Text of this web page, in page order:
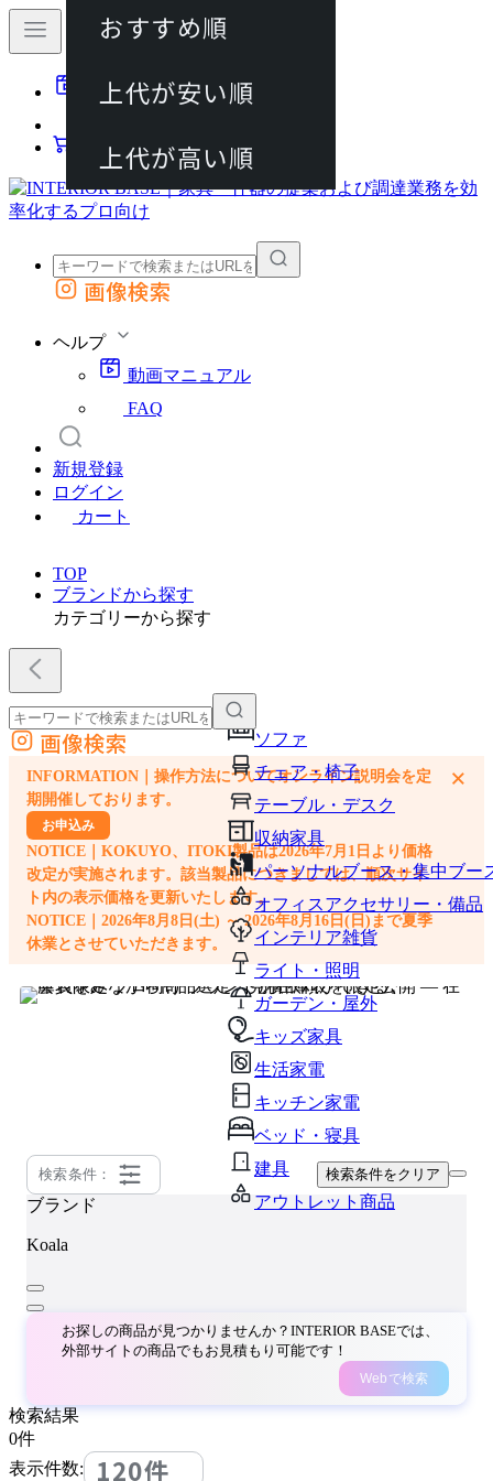
動画マニュアル
カート
外部サイトの商品をカートに追加
画像検索
ヘルプ
動画マニュアル
FAQ
新規登録
ログイン
カート
TOP
ブランドから探す
カテゴリーから探す
ソファ
チェア・椅子
テーブル・デスク
収納家具
パーソナルブース・集中ブー
オフィスアクセサリー・備品
インテリア雑貨
ライト・照明
ガーデン・屋外
キッズ家具
生活家電
キッチン家電
ベッド・寝具
建具
アウトレット商品
外部サイトの商品をカートに追加
他のサイトで見つけた商品ページのURLを貼り付けて、カートに追加できます
画像検索
INFORMATION｜操作方法についてオンライン説明会を定
期開催しております。
お申込み
NOTICE｜KOKUYO、ITOKI製品は2026年7月1日より価格
改定が実施されます。該当製品につきましては、順次サイ
ト内の表示価格を更新いたします。
NOTICE｜2026年8月8日(土) ～ 2026年8月16日(日)まで夏季
休業とさせていただきます。
×
検索条件： 検索条件をクリア
ブランド
Koala
お探しの商品が見つかりませんか？INTERIOR BASEでは、
外部サイトの商品でもお見積もり可能です！
Webで検索
検索結果
0件
表示件数:
120件
おすすめ順
上代が安い順
上代が高い順